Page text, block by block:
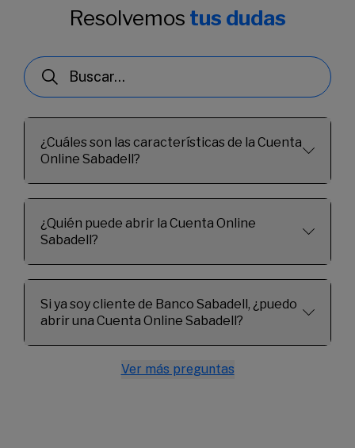
Resolvemos tus dudas
¿Cuáles son las características de la Cuenta
Online Sabadell?
¿Quién puede abrir la Cuenta Online
Sabadell?
Si ya soy cliente de Banco Sabadell, ¿puedo
abrir una Cuenta Online Sabadell?
Ver más preguntas